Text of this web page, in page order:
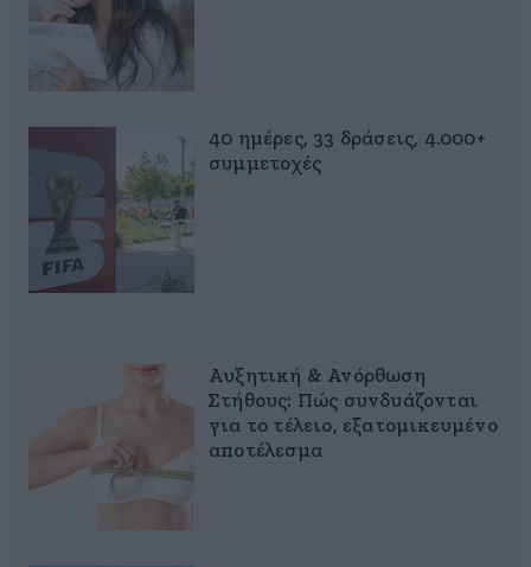
40 ημέρες, 33 δράσεις, 4.000+
συμμετοχές
Αυξητική & Ανόρθωση
Στήθους: Πώς συνδυάζονται
για το τέλειο, εξατομικευμένο
αποτέλεσμα